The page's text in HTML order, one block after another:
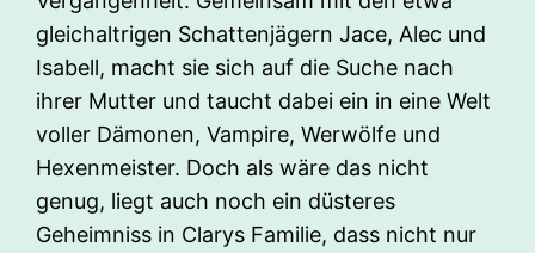
gleichaltrigen Schattenjägern Jace, Alec und
Isabell, macht sie sich auf die Suche nach
ihrer Mutter und taucht dabei ein in eine Welt
voller Dämonen, Vampire, Werwölfe und
Hexenmeister. Doch als wäre das nicht
genug, liegt auch noch ein düsteres
Geheimniss in Clarys Familie, dass nicht nur